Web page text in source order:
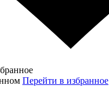
Перейти в избранное